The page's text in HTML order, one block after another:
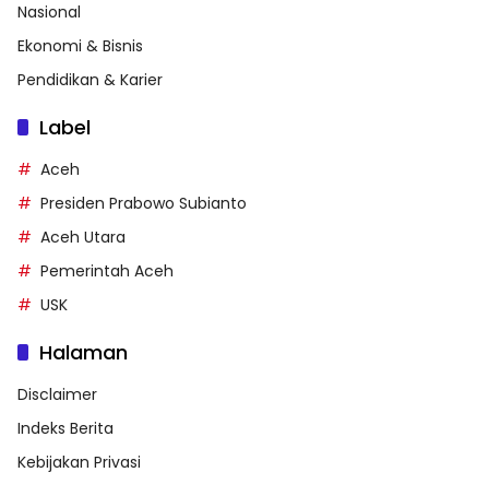
Nasional
Ekonomi & Bisnis
Pendidikan & Karier
Label
Aceh
Presiden Prabowo Subianto
Aceh Utara
Pemerintah Aceh
USK
Halaman
Disclaimer
Indeks Berita
Kebijakan Privasi